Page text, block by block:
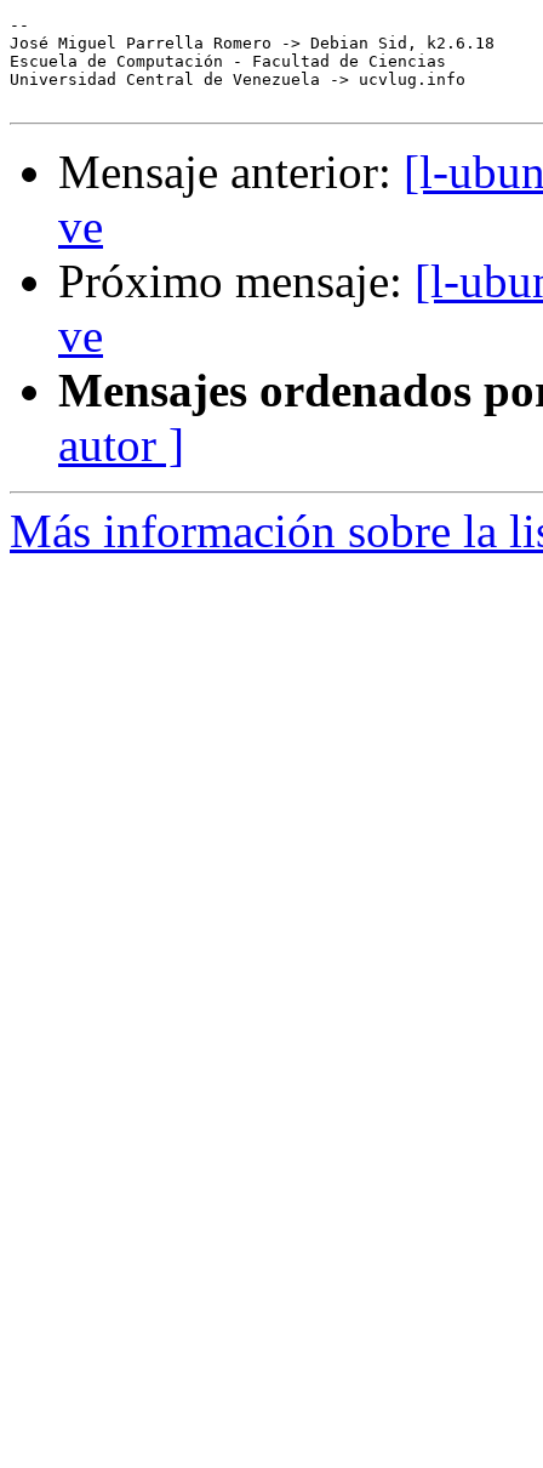
--
José Miguel Parrella Romero -> Debian Sid, k2.6.18
Escuela de Computación - Facultad de Ciencias
Universidad Central de Venezuela -> ucvlug.info
Mensaje anterior: [l-
ve
Próximo mensaje: [l-
ve
Mensajes ordenados
autor ]
Más información sobre la